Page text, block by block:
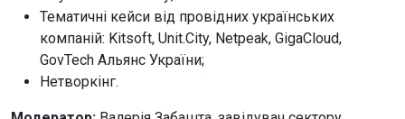
Тематичні кейси від провідних українських
компаній: Kitsoft, Unit.City, Netpeak, GigaCloud,
GovTech Альянс України;
Нетворкінг.